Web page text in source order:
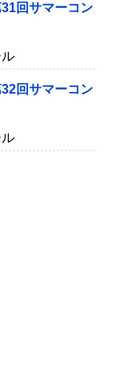
回サマーコン
回サマーコン